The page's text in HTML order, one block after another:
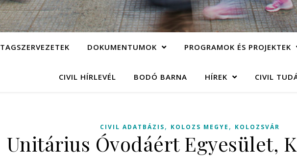
TAGSZERVEZETEK DOKUMENTUMOK PROGRAMOK ÉS PROJEKTEK
CIVIL HÍRLEVÉL BODÓ BARNA HÍREK CIVIL
CIVIL ADATBÁZIS, KOLOZS MEGYE , KOLOZSVÁR
Unitárius Óvodáért Egyesület,